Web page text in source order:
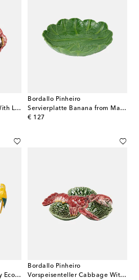
Salatschüssel Cabbage With Lobsters
Bordallo Pinheiro
Servierplatte Banana from Madeira by Nini Andrade Silva
€ 127
original price
Tortenplatte Amazōnia by EcoArts
Bordallo Pinheiro
Vorspeisenteller Cabbage With Lobsters Small